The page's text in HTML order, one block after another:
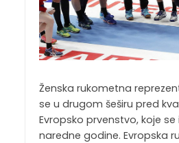
Ženska rukometna
se u drugom šeširu pred
Evropsko prvenstvo, koje
naredne godine. Evropska